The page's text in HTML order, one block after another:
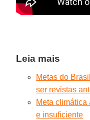
Leia mais
Metas do
ser revistas
Meta
e insuficiente